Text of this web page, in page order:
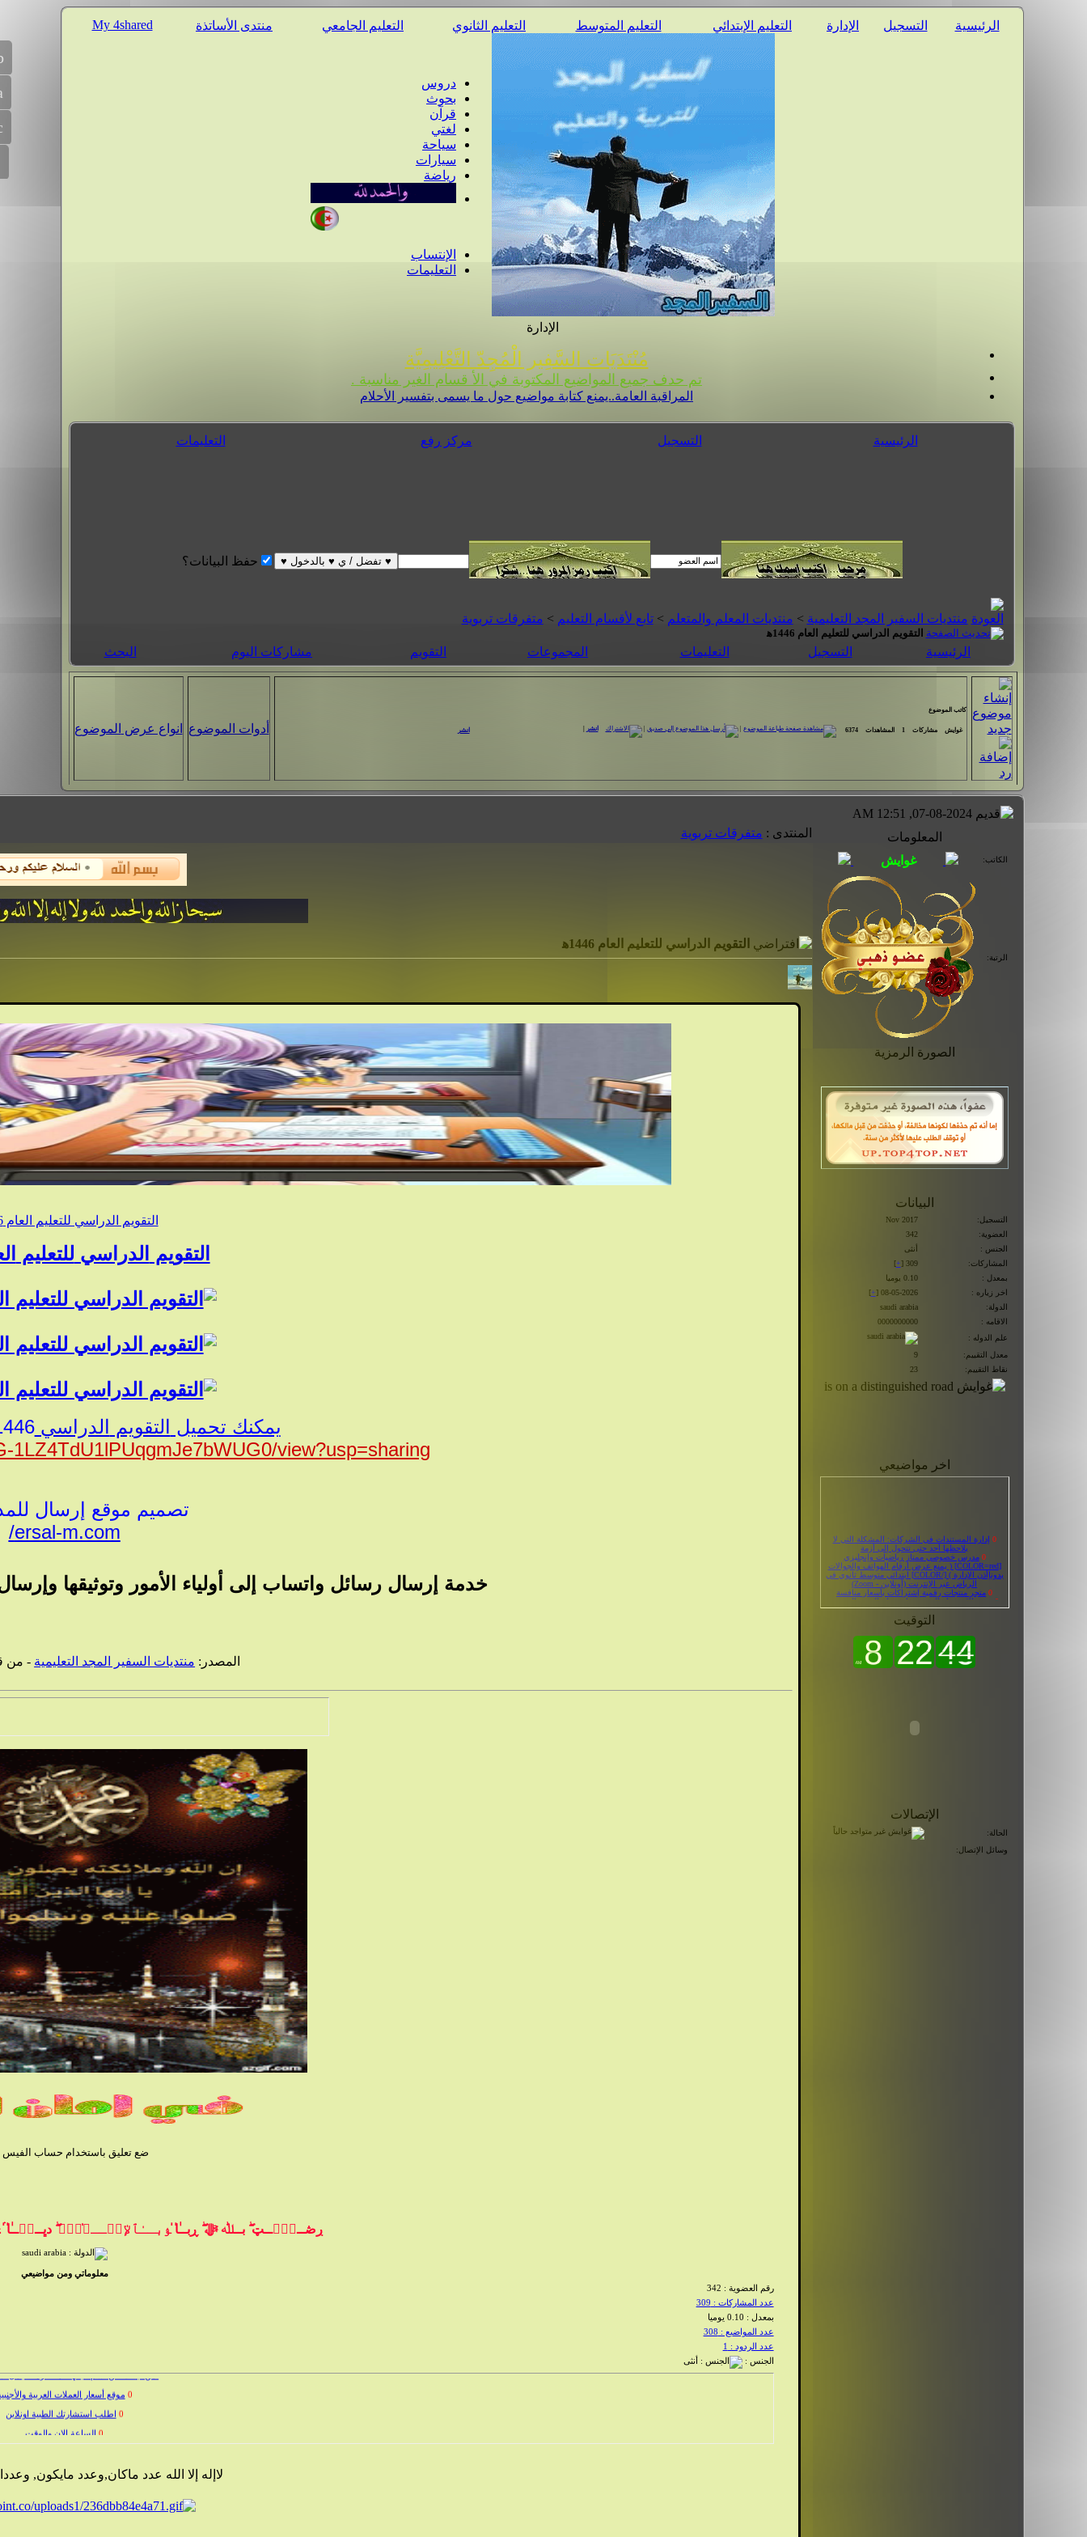
الرئيسية التسجيل الإدارة التعليم الإبتدائي التعليم المتوسط التعليم الثانوي التعليم الجامعي منتدى الأساتذة My 4shared
دروس
بحوث
قرآن
لغتي
سياحة
سيارات
رياضة
الإنتساب
التعليمات
الإدارة
مُنْتَدَيَات السَّفِير الْمُجِدّ التَّعْلِيمِيَّة
تم حدف جميع المواضيع المكتوبة في الأ قسام الغير مناسبة .
المراقبة العامة..يمنع كتابة مواضيع حول ما يسمى بتفسير الأحلام
الرئيسية التسجيل مركز رفع التعليمات
حفظ البيانات؟
منتديات السفير المجد التعليمية > منتديات المعلم والمتعلم >تابع لأقسام التعليم > متفرقات تربوية
التقويم الدراسي للتعليم العام 1446ه‍
الرئيسية التسجيل التعليمات المجموعات التقويم مشاركات اليوم البحث
كاتب الموضوع
غوايش مشاركات 1 المشاهدات 6374
| انشر انشر أدوات الموضوع انواع عرض الموضوع
07-08-2024, 12:51 AM
المعلومات
الكاتب:
الرتبة:
الصورة الرمزية
البيانات
التسجيل:
Nov 2017
العضوية:
342
الجنس :
أنثى
المشاركات:
309 [
+
]
بمعدل :
0.10 يوميا
اخر زياره :
08-05-2026 [
+
]
الدولة:
saudi arabia
الاقامه :
0000000000
علم الدوله :
معدل التقييم:
9
نقاط التقييم:
23
اخر مواضيعي
0 مدرس خصوصي ممتاز رياضيات وإنجليزي
[COLOR=red] ( يمنع عرض أرقام الهواتف والجوالات
بدونإأذن الإدارة ) [/COLOR] ابتدائي متوسط ثانوي في
الرياض عبر الإنترنت (أونلاين - Zoom)
0 متجر منتجات رقمية إشتراكات بأسعار منافسة
حدود الاستفزاز المتعمد واستدراج الردود المسيئة
«بثوث» تنتهي في المحاكم !
العنف الرقمي ضد النساء لقاء مع د رباب المعبي
المحامية رباب المعبي تحصل على شهادة تقدير
لجهودها فى تقديم دورة أساليب حماية المحتوى
الرقمي من منظور الملكية الفكرية
0 ما العوامل التي ترفع قيمة العقار؟
التوقيت
الإتصالات
الحالة:
وسائل الإتصال:
المنتدى : متفرقات تربوية
التقويم الدراسي للتعليم العام 1446ه‍
التقويم الدراسي للتعليم العام 1446ه‍
التقويم الدراسي للتعليم
يمكنك تحميل التقويم الدراسي1446هـ عبر هذا
1LZ4TdU1lPUqgmJe7bWUG0/view?usp=sharing
تصميم موقع إرسال
ersal-m.com/
خدمة إرسال رسائل واتساب إلى أولياء الأمور وتوثيقها
المصدر: منتديات السفير المجد التعليمية - من
ضع تعليق باستخدام حساب الفيس بوك
ڔڞــﯧْۧــټ ۖ بــﷲ ﷻ ۖ ڕبــٰ̍ا̍ ﯣبــٰٱ̍ﻹڛۣــﻼ̍ۙمۭ
معلوماتي ومن مواضيعي
رقم العضوية : 342
عدد المشاركات : 309
بمعدل : 0.10 يوميا
عدد المواضيع : 308
عدد الردود : 1
الجنس :
0 موقع أسعار العملات العربية
0 اطلب استشارتك الطبية اونلاين
0 الساعة الان والوقت
لماذا تعتمد بعض الشركات على متخصصين بدل
لاإله إلا الله عدد ماكان,وعدد مايكون,